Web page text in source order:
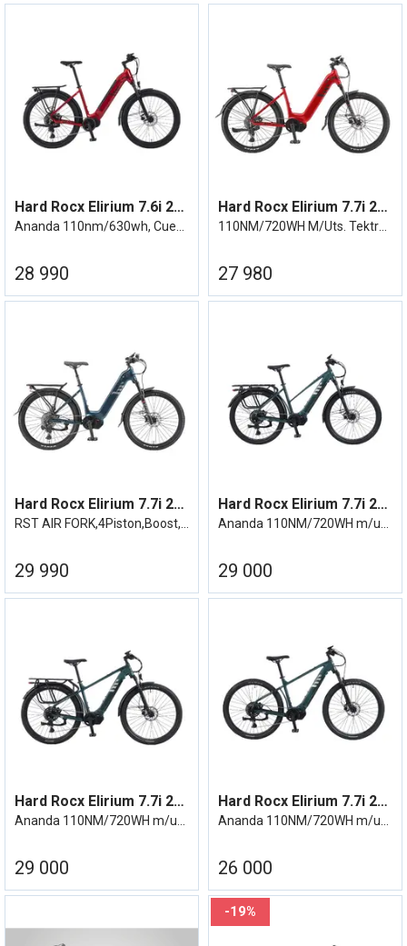
Hard Rocx Elirium 7.6i 27R LS
28 990
Hard Rocx Elirium 7.7i 27R LS Ananda
27 980
Hard Rocx Elirium 7.7i 27R LS SE
29 990
Hard Rocx Elirium 7.7i 27R MS m/utstyr
29 000
Hard Rocx Elirium 7.7i 29R HR m/utstyr
29 000
Hard Rocx Elirium 7.7i 29R HR u/utstyr
26 000
19%